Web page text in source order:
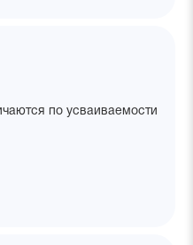
по усваиваемости